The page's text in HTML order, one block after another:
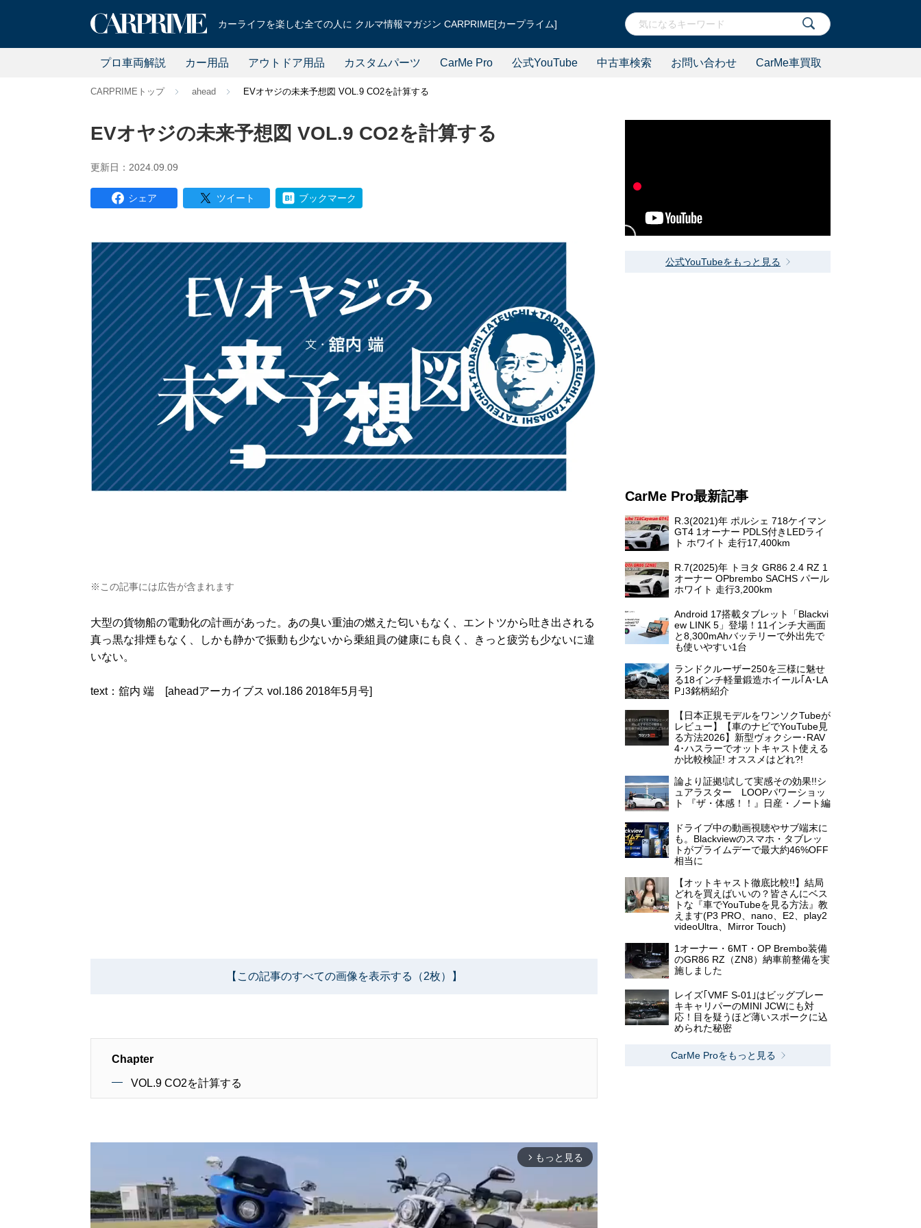
カーライフを楽しむ全ての人に クルマ情報マガジン CARPRIME[カープライム]
プロ車両解説 カー用品 アウトドア用品 カスタムパーツ CarMe Pro 公式YouTube 中古車検索 お問い合わせ CarMe車買取
CARPRIMEトップ ahead EVオヤジの未来予想図 VOL.9 CO2を計算する
EVオヤジの未来予想図 VOL.9 CO2を計算する
更新日：2024.09.09
シェア ツイート ブックマーク
※この記事には広告が含まれます
大型の貨物船の電動化の計画があった。あの臭い重油の燃えた匂いもなく、エントツから吐き出される
真っ黒な排煙もなく、しかも静かで振動も少ないから乗組員の健康にも良く、きっと疲労も少ないに違
いない。
text：舘内 端 [aheadアーカイブス vol.186 2018年5月号]
【この記事のすべての画像を表示する（2枚）】
Chapter
VOL.9 CO2を計算する
arrow_forward_ios もっと見る
公式YouTubeをもっと見る
CarMe Pro最新記事
R.3(2021)年 ポルシェ 718ケイマン
GT4 1オーナー PDLS付きLEDライ
ト ホワイト 走行17,400km
R.7(2025)年 トヨタ GR86 2.4 RZ 1
オーナー OPbrembo SACHS パール
ホワイト 走行3,200km
Android 17搭載タブレット「Blackvi
ew LINK 5」登場！11インチ大画面
と8,300mAhバッテリーで外出先で
も使いやすい1台
ランドクルーザー250を三様に魅せ
る18インチ軽量鍛造ホイール｢A･LA
P｣3銘柄紹介
【日本正規モデルをワンソクTubeが
レビュー】【車のナビでYouTube見
る方法2026】新型ヴォクシー･RAV
4･ハスラーでオットキャスト使える
か比較検証! オススメはどれ?!
論より証拠!試して実感その効果!!シ
ュアラスター LOOPパワーショッ
ト 『ザ・体感！！』日産・ノート編
ドライブ中の動画視聴やサブ端末に
も。Blackviewのスマホ・タブレッ
トがプライムデーで最大約46%OFF
相当に
【オットキャスト徹底比較!!】結局
どれを買えばいいの？皆さんにベス
トな『車でYouTubeを見る方法』教
えます(P3 PRO、nano、E2、play2
videoUltra、Mirror Touch)
1オーナー・6MT・OP Brembo装備
のGR86 RZ（ZN8）納車前整備を実
施しました
レイズ｢VMF S-01｣はビッグブレー
キキャリパーのMINI JCWにも対
応！目を疑うほど薄いスポークに込
められた秘密
CarMe Proをもっと見る